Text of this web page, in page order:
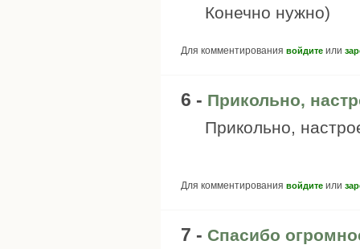
Конечно нужно)
Для комментирования войдите или
6 - Прикольно,
Прикольно,
Для комментирования войдите или
7 - Спасибо